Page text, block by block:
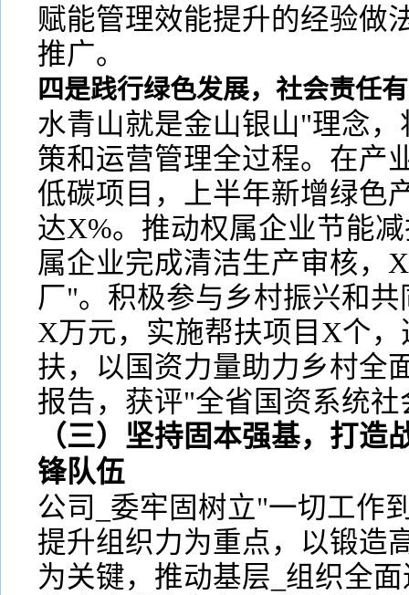
赋能管理效能提升的经验做
推广。
四是践行绿色发展，社会责任
水青山就是金山银山"理念
策和运营管理全过程。在产
低碳项目，上半年新增绿色
达X%。推动权属企业节能
属企业完成清洁生产审核，
厂"。积极参与乡村振兴和
X万元，实施帮扶项目X个
扶，以国资力量助力乡村全
报告，获评"全省国资系统
（三）坚持固本强基，打造
锋队伍
公司_委牢固树立"一切工作
提升组织力为重点，以锻造
为关键，推动基层_组织全